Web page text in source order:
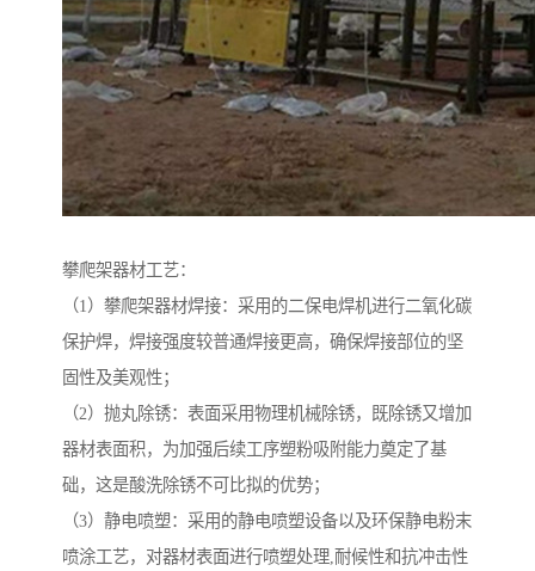
攀爬架器材工艺：
（1）攀爬架器材焊接：采用的二保电焊机进行二氧化碳
保护焊，焊接强度较普通焊接更高，确保焊接部位的坚
固性及美观性；
（2）抛丸除锈：表面采用物理机械除锈，既除锈又增加
器材表面积，为加强后续工序塑粉吸附能力奠定了基
础，这是酸洗除锈不可比拟的优势；
（3）静电喷塑：采用的静电喷塑设备以及环保静电粉末
喷涂工艺，对器材表面进行喷塑处理,耐候性和抗冲击性